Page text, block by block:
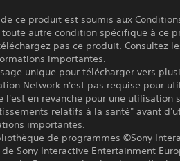
ce produit est soumis aux
autre condition spécifique à ce
pas ce produit. Consultez
importantes.
unique pour télécharger vers
Network n'est pas requise pour
l'est en revanche pour une utilisation
relatifs à la santé" avant
importantes.
de programmes ©Sony
Sony Interactive Entertainment